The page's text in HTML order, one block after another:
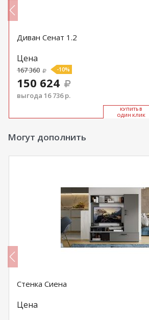
Диван Сенат 1.2
Цена
167 360 -10%
150 624
выгода 16 736 р.
КУ­ПИТЬ В
ОДИН КЛИК
Могут дополнить
Стенка Сиена
Цена